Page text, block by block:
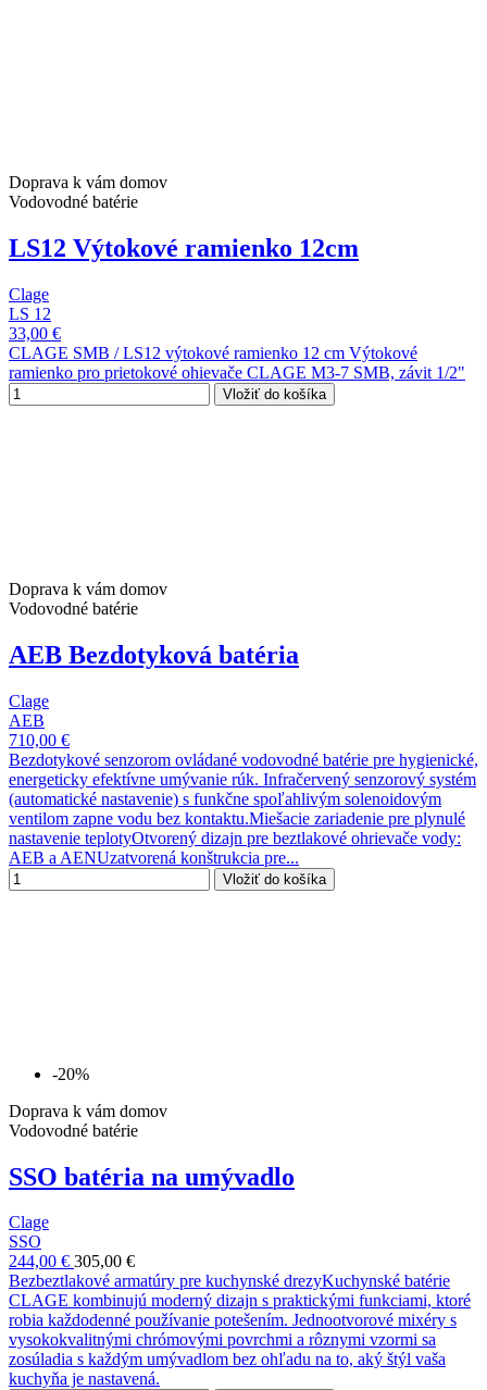
Doprava k vám domov
Vodovodné batérie
LS12 Výtokové ramienko 12cm
Clage
LS 12
33,00 €
CLAGE SMB / LS12 výtokové ramienko 12 cm Výtokové
ramienko pro prietokové ohievače CLAGE M3-7 SMB, závit 1/2"
Vložiť do košíka
Doprava k vám domov
Vodovodné batérie
AEB Bezdotyková batéria
Clage
AEB
710,00 €
Bezdotykové senzorom ovládané vodovodné batérie pre hygienické,
energeticky efektívne umývanie rúk. Infračervený senzorový systém
(automatické nastavenie) s funkčne spoľahlivým solenoidovým
ventilom zapne vodu bez kontaktu.Miešacie zariadenie pre plynulé
nastavenie teplotyOtvorený dizajn pre beztlakové ohrievače vody:
AEB a AENUzatvorená konštrukcia pre...
Vložiť do košíka
-20%
Doprava k vám domov
Vodovodné batérie
SSO batéria na umývadlo
Clage
SSO
244,00 € 305,00 €
Bezbeztlakové armatúry pre kuchynské drezyKuchynské batérie
CLAGE kombinujú moderný dizajn s praktickými funkciami, ktoré
robia každodenné používanie potešením. Jednootvorové mixéry s
vysokokvalitnými chrómovými povrchmi a rôznymi vzormi sa
zosúladia s každým umývadlom bez ohľadu na to, aký štýl vaša
kuchyňa je nastavená.